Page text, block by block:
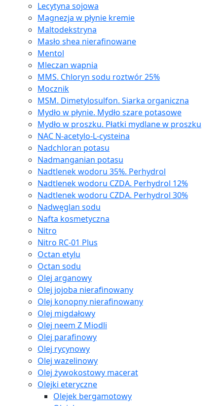
Lecytyna sojowa
Magnezja w płynie kremie
Maltodekstryna
Masło shea nierafinowane
Mentol
Mleczan wapnia
MMS. Chloryn sodu roztwór 25%
Mocznik
MSM. Dimetylosulfon. Siarka organiczna
Mydło w płynie. Mydło szare potasowe
Mydło w proszku. Płatki mydlane w proszku
NAC N-acetylo-L-cysteina
Nadchloran potasu
Nadmanganian potasu
Nadtlenek wodoru 35%. Perhydrol
Nadtlenek wodoru CZDA. Perhydrol 12%
Nadtlenek wodoru CZDA. Perhydrol 30%
Nadwęglan sodu
Nafta kosmetyczna
Nitro
Nitro RC-01 Plus
Octan etylu
Octan sodu
Olej arganowy
Olej jojoba nierafinowany
Olej konopny nierafinowany
Olej migdałowy
Olej neem Z Miodli
Olej parafinowy
Olej rycynowy
Olej wazelinowy
Olej żywokostowy macerat
Olejki eteryczne
Olejek bergamotowy